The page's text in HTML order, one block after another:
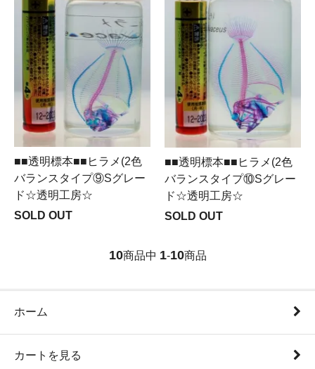
■■透明標本■■ヒラメ(2色
バランスタイプ⑨Sグレー
ド☆透明工房☆
SOLD OUT
■■透明標本■■ヒラメ(2色
バランスタイプ⑩Sグレー
ド☆透明工房☆
SOLD OUT
10商品中 1-10商品
ホーム
カートを見る